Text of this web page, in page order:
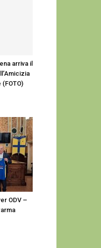
arriva il
ODV –